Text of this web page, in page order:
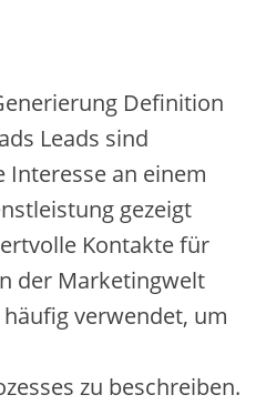
Definition
Leads sind
Interesse an einem
gezeigt
Kontakte für
der Marketingwelt
verwendet, um
zu beschreiben.